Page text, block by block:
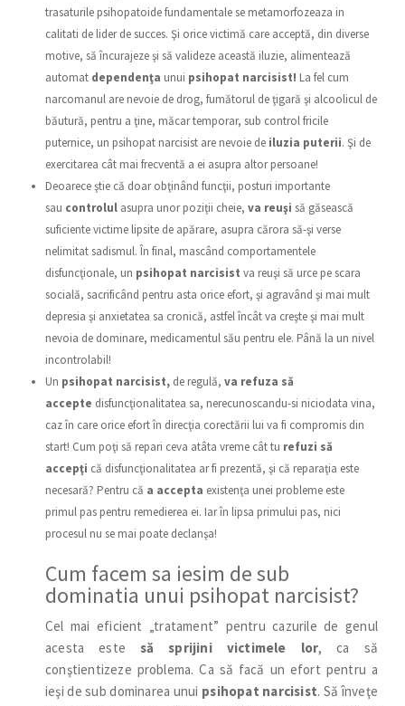
trasaturile psihopatoide fundamentale se metamorfozeaza in
calitati de lider de succes. Şi orice victimă care acceptă, din diverse
motive, să încurajeze şi să valideze această iluzie, alimentează
automat dependenţa unui psihopat narcisist! La fel cum
narcomanul are nevoie de drog, fumătorul de ţigară şi alcoolicul de
băutură, pentru a ţine, măcar temporar, sub control fricile
puternice, un psihopat narcisist are nevoie de iluzia puterii. Şi de
exercitarea cât mai frecventă a ei asupra altor persoane!
Deoarece ştie că doar obţinând funcţii, posturi importante
sau controlul asupra unor poziţii cheie, va reuşi să găsească
suficiente victime lipsite de apărare, asupra cărora să-şi verse
nelimitat sadismul. În final, mascând comportamentele
disfuncţionale, un psihopat narcisist va reuşi să urce pe scara
socială, sacrificând pentru asta orice efort, şi agravând şi mai mult
depresia şi anxietatea sa cronică, astfel încât va creşte şi mai mult
nevoia de dominare, medicamentul său pentru ele. Până la un nivel
incontrolabil!
Un psihopat narcisist, de regulă, va refuza să
accepte disfuncţionalitatea sa, nerecunoscandu-si niciodata vina,
caz în care orice efort în direcţia corectării lui va fi compromis din
start! Cum poţi să repari ceva atâta vreme cât tu refuzi să
accepţi că disfuncţionalitatea ar fi prezentă, şi că reparaţia este
necesară? Pentru că a accepta existenţa unei probleme este
primul pas pentru remedierea ei. Iar în lipsa primului pas, nici
procesul nu se mai poate declanşa!
Cum facem sa iesim de sub
dominatia unui psihopat narcisist?
Cel mai eficient „tratament” pentru cazurile de genul
acesta este să sprijini victimele lor, ca să
conştientizeze problema. Ca să facă un efort pentru a
ieşi de sub dominarea unui psihopat narcisist. Să înveţe